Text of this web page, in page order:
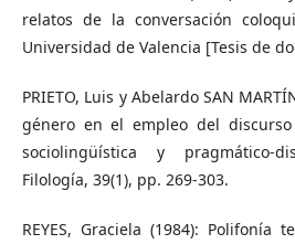
relatos de la conversación
Universidad de Valencia [Tesis de
PRIETO, Luis y Abelardo SAN
género en el empleo del
sociolingüística y pragmático-
Filología, 39(1), pp. 269-303.
REYES, Graciela (1984): Polifonía